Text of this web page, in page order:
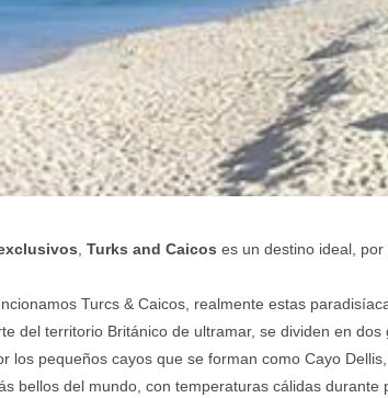
Turks and Caicos es un destino ideal,
Turcs & Caicos, realmente estas
del territorio Británico de ultramar, se dividen en
pequeños cayos que se forman como Cayo
bellos del mundo, con temperaturas cálidas